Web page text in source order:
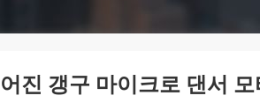
진 갱구 마이크로 댄서 모